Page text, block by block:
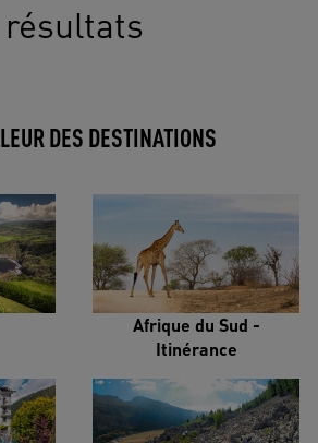
résultats
DES DESTINATIONS
Afrique du Sud -
Itinérance